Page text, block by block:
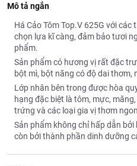
Mô tả ngắn
Há Cảo Tôm Top.V 625G với
chọn lựa kĩ càng, đảm bảo tươi
phẩm.
Sản phẩm có hương vị rất đặc
bột mì, bột năng có độ dai thơm,
Lớp nhân bên trong được hòa
hạng đặc biệt là tôm, mực,
trứng và các loại gia vị thơm ngon
Sản phẩm không chỉ hấp dẫn
còn bởi thành phần dinh dưỡng